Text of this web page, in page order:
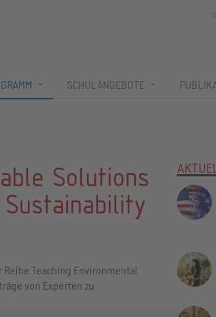
SCHULANGEBOTE
Solutions
Teaching Environmental
von Experten zu